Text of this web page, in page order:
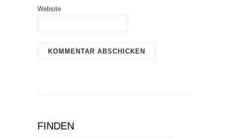
Website
FINDEN